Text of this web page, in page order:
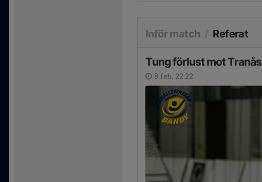
Inför match Referat
Tung förlust mot Tranås
8 feb, 22:22